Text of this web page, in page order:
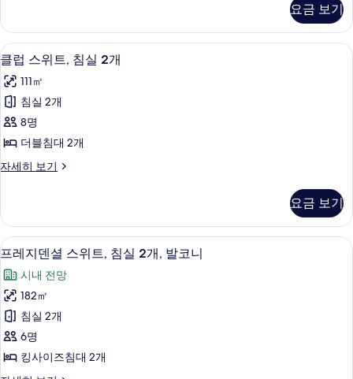
트,
침
실
2
개
사
진
모
기
티
브
스
트,
침
2
개
세
요금 보기
클
럽
스
위
트,
침
실
개
사
진
모
두
보
기
디지털 채널 시청이 가능한 46인치 스
17
클럽 스위트, 침실 2개
111㎡
침실 2개
8명
더블침대 2개
자세히 보기
클
트,
침
실
개
자
세
히
보
기
요금 보기
프
레
지
덴
셜
스
위
디지털 채널 시청이 가능한 46인치 스
19
프레지덴셜 스위트, 침실 2개, 발코니
시내 전망
182㎡
침실 2개
6명
킹사이즈침대 2개